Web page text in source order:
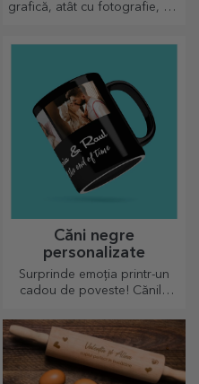
grafică, atât cu fotografie, cât
Căni negre
personalizate
Surprinde emoția printr-un
cadou de poveste! Cănile
sau text au un efect wow
pentru oricine o primește în
dar.